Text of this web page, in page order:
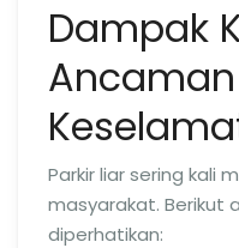
Dampak
Parkir liar sering kali
masyarakat. Berikut
diperhatikan: